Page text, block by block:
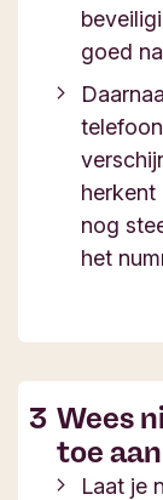
goed
herkent
nog
het
Wees
toe
Laat je